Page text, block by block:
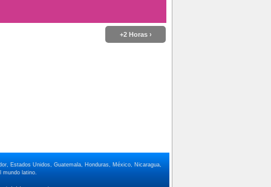
+2 Horas ›
Estados Unidos, Guatemala, Honduras, México, Nicaragua,
latino.